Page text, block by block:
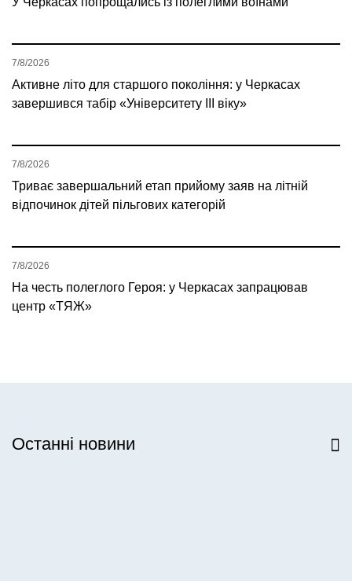
Активне літо для старшого покоління: у Черкасах
завершився табір «Університету ІІІ віку»
7/8/2026
Триває завершальний етап прийому заяв на літній
відпочинок дітей пільгових категорій
7/8/2026
На честь полеглого Героя: у Черкасах запрацював
центр «ТЯЖ»
7/8/2026
Останні новини